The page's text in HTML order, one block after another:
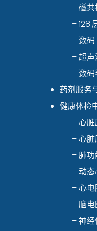
– 磁共
– 128
– 数码
– 超声
– 数码
药剂服务
健康体检
– 心脏
– 心脏
– 肺功
– 动态
– 心电
– 脑电
– 神经